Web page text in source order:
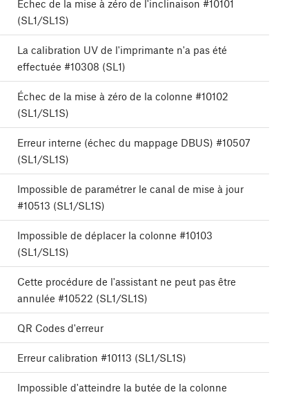
Échec de la mise à zéro de l'inclinaison #10101
(SL1/SL1S)
La calibration UV de l'imprimante n'a pas été
effectuée #10308 (SL1)
Échec de la mise à zéro de la colonne #10102
(SL1/SL1S)
Erreur interne (échec du mappage DBUS) #10507
(SL1/SL1S)
Impossible de paramétrer le canal de mise à jour
#10513 (SL1/SL1S)
Impossible de déplacer la colonne #10103
(SL1/SL1S)
Cette procédure de l'assistant ne peut pas être
annulée #10522 (SL1/SL1S)
QR Codes d'erreur
Erreur calibration #10113 (SL1/SL1S)
Impossible d'atteindre la butée de la colonne